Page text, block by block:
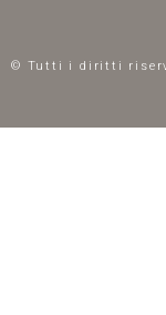
© Tutti i diritti